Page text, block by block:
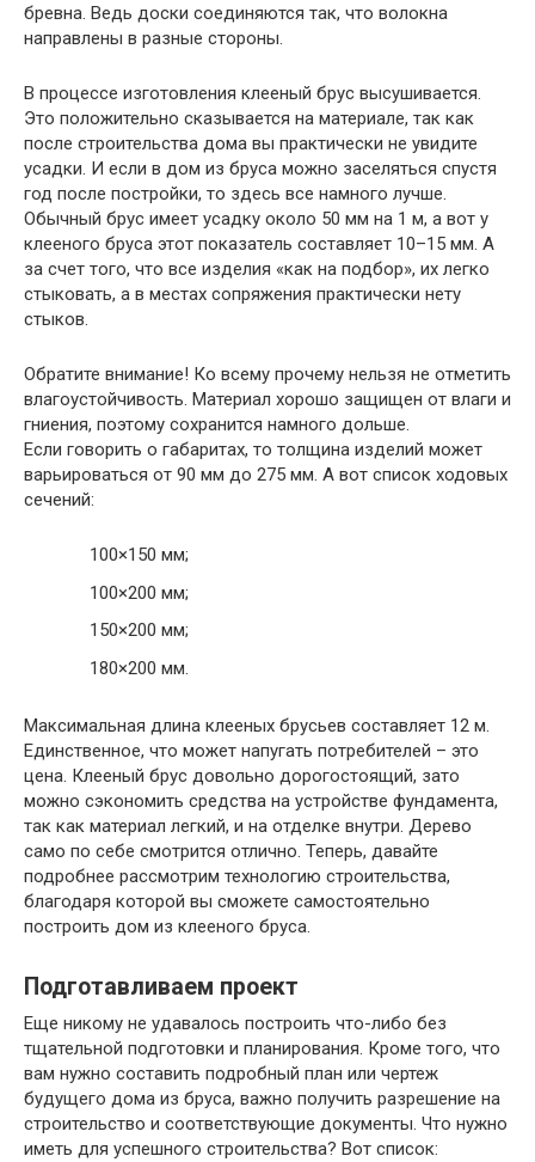
бревна. Ведь доски соединяются так, что волокна
направлены в разные стороны.
В процессе изготовления клееный брус высушивается.
Это положительно сказывается на материале, так как
после строительства дома вы практически не увидите
усадки. И если в дом из бруса можно заселяться спустя
год после постройки, то здесь все намного лучше.
Обычный брус имеет усадку около 50 мм на 1 м, а вот у
клееного бруса этот показатель составляет 10–15 мм. А
за счет того, что все изделия «как на подбор», их легко
стыковать, а в местах сопряжения практически нету
стыков.
Обратите внимание! Ко всему прочему нельзя не отметить
влагоустойчивость. Материал хорошо защищен от влаги и
гниения, поэтому сохранится намного дольше.
Если говорить о габаритах, то толщина изделий может
варьироваться от 90 мм до 275 мм. А вот список ходовых
сечений:
100×150 мм;
100×200 мм;
150×200 мм;
180×200 мм.
Максимальная длина клееных брусьев составляет 12 м.
Единственное, что может напугать потребителей – это
цена. Клееный брус довольно дорогостоящий, зато
можно сэкономить средства на устройстве фундамента,
так как материал легкий, и на отделке внутри. Дерево
само по себе смотрится отлично. Теперь, давайте
подробнее рассмотрим технологию строительства,
благодаря которой вы сможете самостоятельно
построить дом из клееного бруса.
Подготавливаем проект
Еще никому не удавалось построить что-либо без
тщательной подготовки и планирования. Кроме того, что
вам нужно составить подробный план или чертеж
будущего дома из бруса, важно получить разрешение на
строительство и соответствующие документы. Что нужно
иметь для успешного строительства? Вот список: